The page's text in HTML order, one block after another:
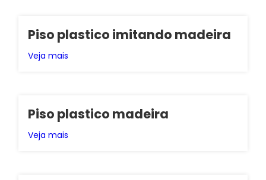
Piso plastico imitando madeira
Veja mais
Piso plastico madeira
Veja mais